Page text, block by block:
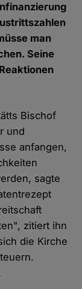
man
Seine
Bischof
und
anfangen,
sagte
zitiert ihn
die Kirche